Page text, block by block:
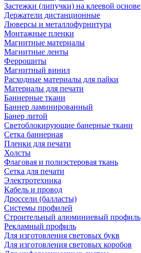
Застежки (липучки) на клеевой основе
Держатели дистанционные
Люверсы и металлофурнитура
Монтажные пленки
Магнитные материалы
Магнитные ленты
Феррошиты
Магнитный винил
Расходные материалы для пайки
Материалы для печати
Баннерные ткани
Баннер ламинированный
Банер литой
Светоблокирующие банерные ткани
Сетка баннерная
Пленки для печати
Холсты
Флаговая и полиэстеровая ткань
Сетка для печати
Электротехника
Кабель и провод
Дроссели (балласты)
Системы профилей
Строительный алюминиевый профиль
Рекламный профиль
Для изготовления световых букв
Для изготовления световых коробов